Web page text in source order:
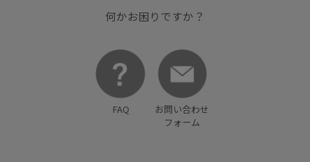
何かお困りですか？
FAQ
お問い合わせ
フォーム